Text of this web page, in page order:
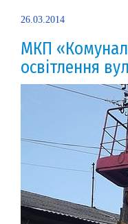
26.03.2014
МКП
освітлення